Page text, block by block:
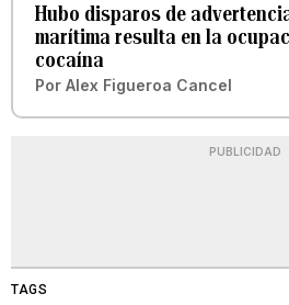
Hubo disparos de
marítima resulta en la
cocaína
Por Alex Figueroa Cancel
PUBLICIDAD
TAGS